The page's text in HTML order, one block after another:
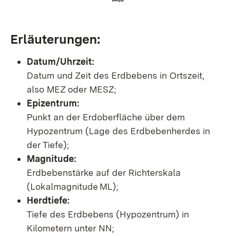
Erläuterungen:
Datum/Uhrzeit:
Datum und Zeit des Erdbebens in Ortszeit,
also MEZ oder MESZ;
Epizentrum:
Punkt an der Erdoberfläche über dem
Hypozentrum (Lage des Erdbebenherdes in
der Tiefe);
Magnitude:
Erdbebenstärke auf der Richterskala
(Lokalmagnitude ML);
Herdtiefe:
Tiefe des Erdbebens (Hypozentrum) in
Kilometern unter NN;